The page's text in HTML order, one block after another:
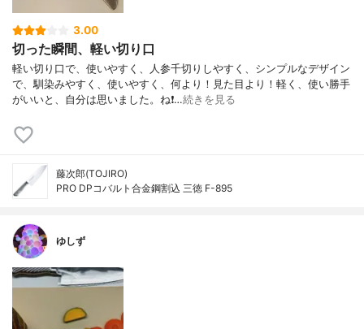
3.00
切った瞬間、軽い切り口
軽い切り口で、使いやすく、人参千切りしやすく、シンプルなデザイン
で、馴染みやすく、使いやすく、何より！見た目より！軽く、使い勝手
がいいと、自分は思いました。ね❗…続きを見る
藤次郎(TOJIRO)
PRO DPコバルト合金鋼割込 三徳 F-895
ゆしず